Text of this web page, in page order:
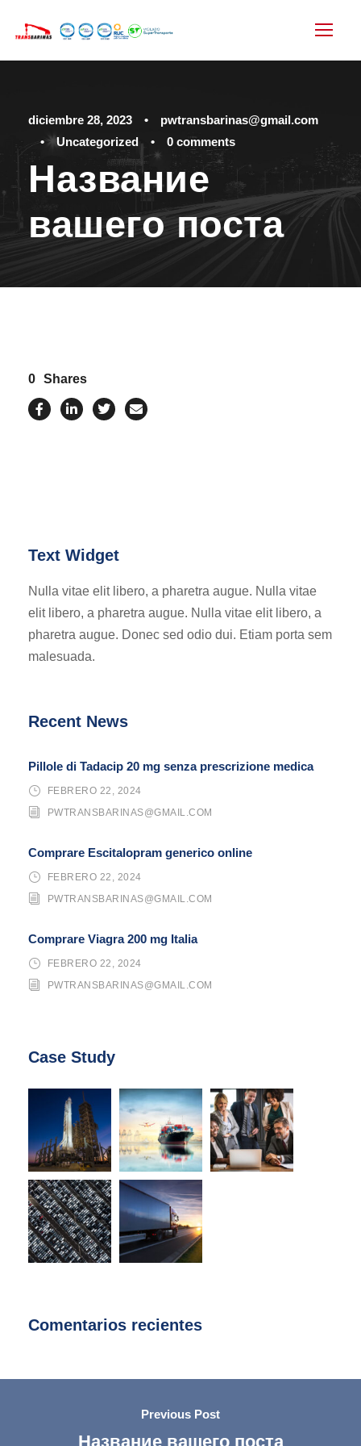
diciembre 28, 2023 •
pwtransbarinas@gmail.com
•
Uncategorized • 0 comments
Название
вашего поста
0 Shares
Text Widget
Nulla vitae elit libero, a pharetra augue. Nulla vitae
elit libero, a pharetra augue. Nulla vitae elit libero, a
pharetra augue. Donec sed odio dui. Etiam porta sem
malesuada.
Recent News
Pillole di Tadacip 20 mg senza prescrizione medica
FEBRERO 22, 2024
PWTRANSBARINAS@GMAIL.COM
Comprare Escitalopram generico online
FEBRERO 22, 2024
PWTRANSBARINAS@GMAIL.COM
Comprare Viagra 200 mg Italia
FEBRERO 22, 2024
PWTRANSBARINAS@GMAIL.COM
Case Study
Comentarios recientes
Previous Post
Название вашего поста